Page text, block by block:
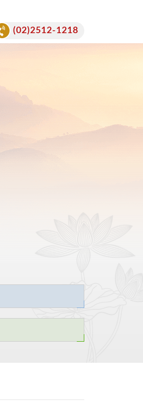
(02)2512-1218